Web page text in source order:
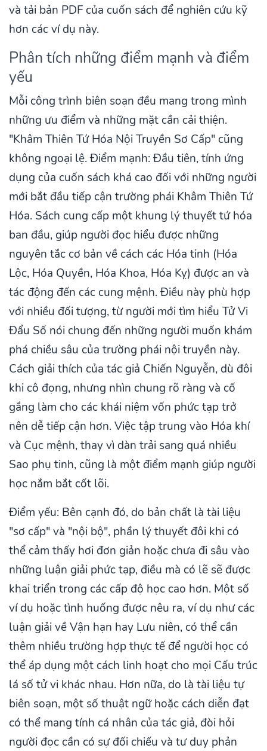
và tải bản PDF của cuốn sách để nghiên cứu kỹ
hơn các ví dụ này.
Phân tích những điểm mạnh và điểm
yếu
Mỗi công trình biên soạn đều mang trong mình
những ưu điểm và những mặt cần cải thiện.
"Khâm Thiên Tứ Hóa Nội Truyền Sơ Cấp" cũng
không ngoại lệ. Điểm mạnh: Đầu tiên, tính ứng
dụng của cuốn sách khá cao đối với những người
mới bắt đầu tiếp cận trường phái Khâm Thiên Tứ
Hóa. Sách cung cấp một khung lý thuyết tứ hóa
ban đầu, giúp người đọc hiểu được những
nguyên tắc cơ bản về cách các Hóa tinh (Hóa
Lộc, Hóa Quyền, Hóa Khoa, Hóa Kỵ) được an và
tác động đến các cung mệnh. Điều này phù hợp
với nhiều đối tượng, từ người mới tìm hiểu Tử Vi
Đẩu Số nói chung đến những người muốn khám
phá chiều sâu của trường phái nội truyền này.
Cách giải thích của tác giả Chiến Nguyễn, dù đôi
khi cô đọng, nhưng nhìn chung rõ ràng và cố
gắng làm cho các khái niệm vốn phức tạp trở
nên dễ tiếp cận hơn. Việc tập trung vào Hóa khí
và Cục mệnh, thay vì dàn trải sang quá nhiều
Sao phụ tinh, cũng là một điểm mạnh giúp người
học nắm bắt cốt lõi.
Điểm yếu: Bên cạnh đó, do bản chất là tài liệu
"sơ cấp" và "nội bộ", phần lý thuyết đôi khi có
thể cảm thấy hơi đơn giản hoặc chưa đi sâu vào
những luận giải phức tạp, điều mà có lẽ sẽ được
khai triển trong các cấp độ học cao hơn. Một số
ví dụ hoặc tình huống được nêu ra, ví dụ như các
luận giải về Vận hạn hay Lưu niên, có thể cần
thêm nhiều trường hợp thực tế để người học có
thể áp dụng một cách linh hoạt cho mọi Cấu trúc
lá số tử vi khác nhau. Hơn nữa, do là tài liệu tự
biên soạn, một số thuật ngữ hoặc cách diễn đạt
có thể mang tính cá nhân của tác giả, đòi hỏi
người đọc cần có sự đối chiếu và tư duy phản